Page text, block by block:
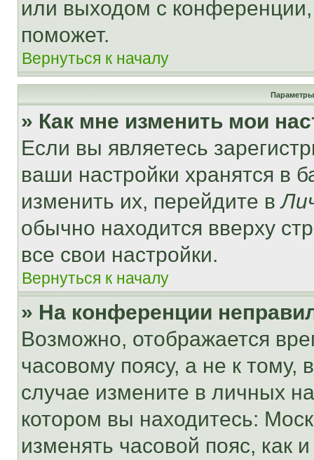
или выходом с
поможет.
Вернуться к началу
Параметры
» Как мне изменить мои
Если вы являетесь
ваши настройки хранятся в
изменить их, перейдите в
обычно находится вверху
все свои настройки.
Вернуться к началу
» На конференции
Возможно, отображается
часовому поясу, а не к тому,
случае измените в личных
котором вы находитесь:
изменять часовой пояс, как